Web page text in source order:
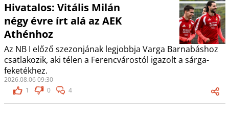
Hivatalos: Vitális Milán
négy évre írt alá az AEK
Athénhoz
Az NB I előző szezonjának legjobbja Varga Barnabáshoz
csatlakozik, aki télen a Ferencvárostól igazolt a sárga-
feketékhez.
2026.08.06 09:30
1
0 4